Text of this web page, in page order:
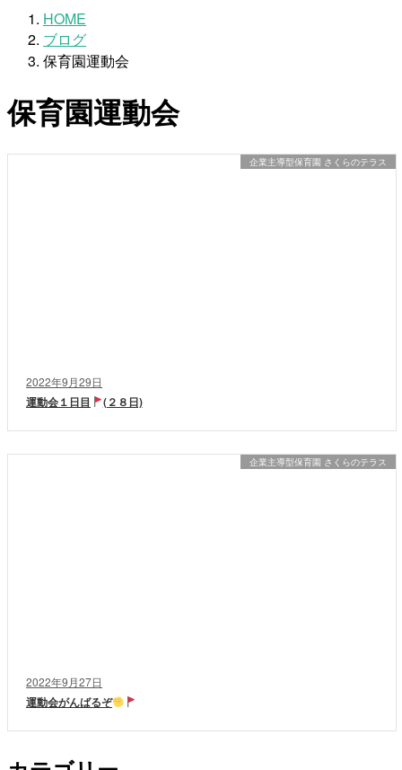
HOME
ブログ
保育園運動会
保育園運動会
2022年9月29日
企業主導型保育園 さくらのテラス
運動会１日目 (２８日)
2022年9月27日
企業主導型保育園 さくらのテラス
運動会がんばるぞ